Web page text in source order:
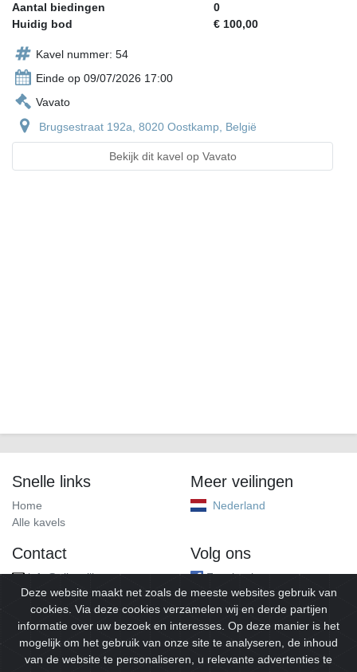
Aantal biedingen
0
Huidig bod
€ 100,00
Kavel nummer: 54
Einde op 09/07/2026 17:00
Vavato
Brugsestraat 192a, 8020 Oostkamp, België
Bekijk dit kavel op Vavato
Snelle links
Home
Alle kavels
Meer veilingen
Nederland
Contact
info@alleveilingen.net
Volg ons
Facebook
Deze website maakt net zoals de meeste websites gebruik van
cookies. Via deze cookies verzamelen wij en derde partijen
informatie over uw bezoek en interesses. Op deze manier is het
mogelijk om het gebruik van onze site te analyseren, de inhoud
van de website te personaliseren, u relevante advertenties te